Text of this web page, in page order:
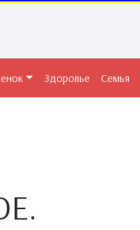
Здоровье Семья